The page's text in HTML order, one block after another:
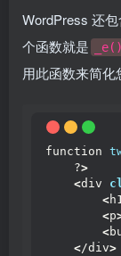
WordPress 还
个函数就是
_e()
用此函数来简化
function
    ?
>
<div
<
<p
<
</div>